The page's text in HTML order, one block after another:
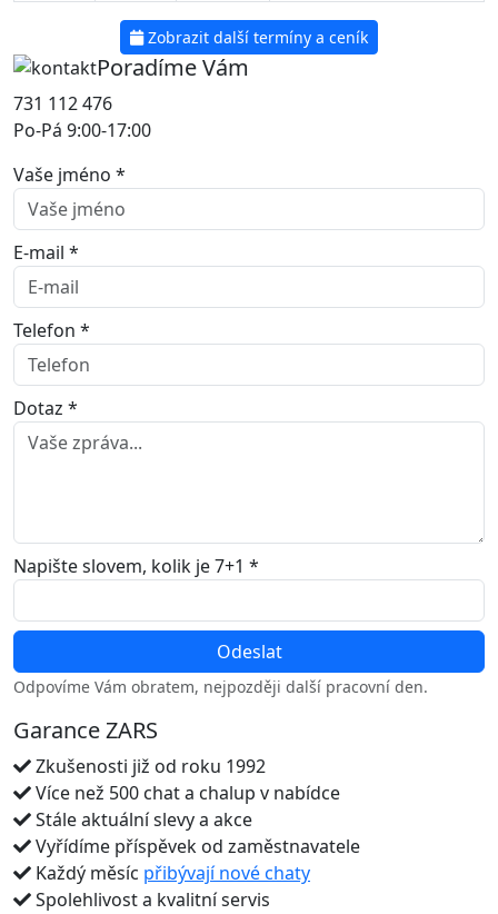
Zobrazit další termíny a ceník
Poradíme Vám
731 112 476
Po-Pá 9:00-17:00
Vaše jméno *
E-mail *
Telefon *
Dotaz *
Napište slovem, kolik je 7+1 *
Odpovíme Vám obratem, nejpozději další pracovní den.
Garance ZARS
Zkušenosti již od roku 1992
Více než 500 chat a chalup v nabídce
Stále aktuální slevy a akce
Vyřídíme příspěvek od zaměstnavatele
Každý měsíc přibývají nové chaty
Spolehlivost a kvalitní servis